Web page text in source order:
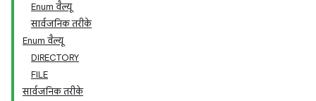
Enum वैल्यू
सार्वजनिक तरीके
Enum वैल्यू
DIRECTORY
FILE
सार्वजनिक तरीके